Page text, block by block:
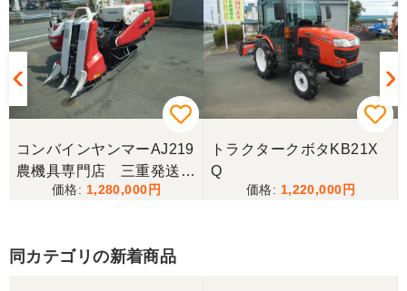
香川県／井上
とても良くしてもらいました。また購入したいと思
います。
香川県／西川忠洋
丁寧な対応をしていただき計量選別機を無事持ち帰
ることができました。今年の籾摺り時に旧機が故障
し、修理の目途が無い中、手頃な価格の本機を見つ
けることが出来て大満足です。リンスクさんありが
コンバインヤンマーAJ219
農機具専門店 三重発送整
備済み
1,280,000
トラクタークボタKB21X
Q
1,220,000
同カテゴリの新着商品